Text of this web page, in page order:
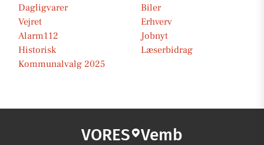
Dagligvarer
Biler
Vejret
Erhverv
Alarm112
Jobnyt
Historisk
Læserbidrag
Kommunalvalg 2025
VORES Vemb